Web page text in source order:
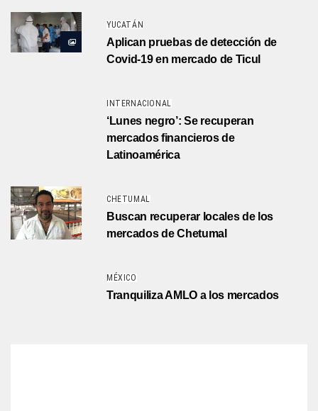
YUCATÁN
Aplican pruebas de detección de
Covid-19 en mercado de Ticul
INTERNACIONAL
‘Lunes negro’: Se recuperan
mercados financieros de
Latinoamérica
CHETUMAL
Buscan recuperar locales de los
mercados de Chetumal
MÉXICO
Tranquiliza AMLO a los mercados